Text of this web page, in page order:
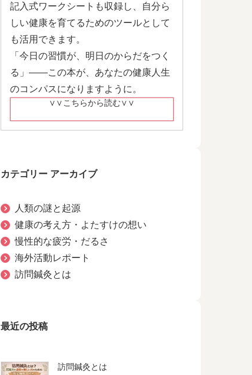
記入式ワークシートも収録し、自分ら
しい健康を育てるためのツールとして
も活用できます。
「今日の習慣が、明日のからだをつく
る」——この本が、あなたの健康人生
のコンパスになりますように。
∨∨こちらから読む∨∨
カテゴリー アーカイブ
人類の謎と起源
健康の考え方・よたすけの想い
慢性的な疲労・だるさ
海外活動レポート
訪問鍼灸とは
最近の投稿
訪問鍼灸とは